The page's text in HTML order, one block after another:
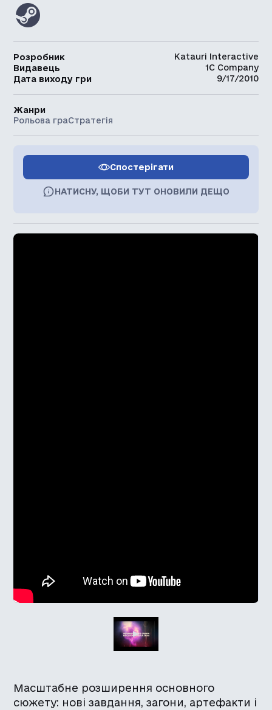
Масштабне розширення основного
сюжету: нові завдання, загони, артефакти і
Розробник
Katauri Interactive
Видавець
1C Company
Дата виходу гри
9/17/2010
Жанри
Рольова граСтратегія
Спостерігати
НАТИСНУ, ЩОБИ ТУТ ОНОВИЛИ ДЕЩО